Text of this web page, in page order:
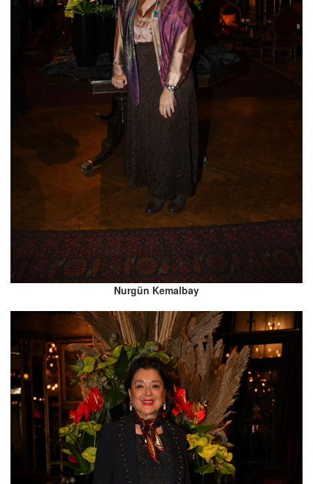
Nurgün Kemalbay